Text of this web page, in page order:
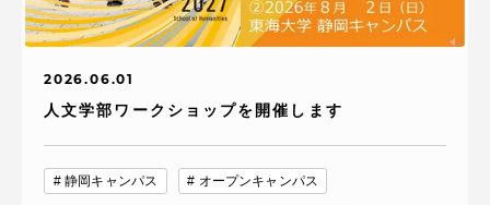
2026.06.01
人文学部ワークショップを開催します
静岡キャンパス オープンキャンパス